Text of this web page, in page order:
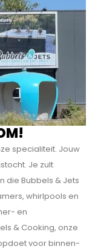
specialiteit. Jouw
Je zult
die Bubbels & Jets
whirlpools en
en
& Cooking, onze
voor binnen-